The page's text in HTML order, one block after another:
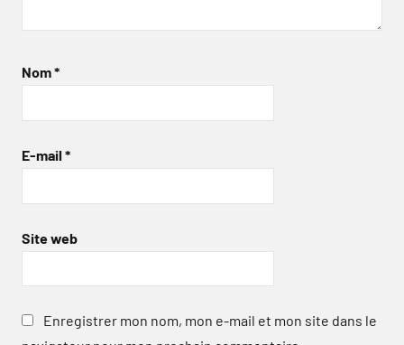
Nom*
E-mail *
Site web
Enregistrer mon nom, mon e-mail et mon site dans le